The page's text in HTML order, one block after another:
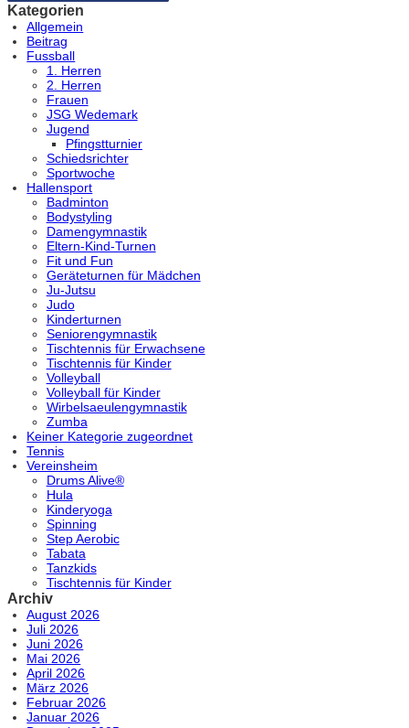
Kategorien
Allgemein
Beitrag
Fussball
1. Herren
2. Herren
Frauen
JSG Wedemark
Jugend
Pfingstturnier
Schiedsrichter
Sportwoche
Hallensport
Badminton
Bodystyling
Damengymnastik
Eltern-Kind-Turnen
Fit und Fun
Geräteturnen für Mädchen
Ju-Jutsu
Judo
Kinderturnen
Seniorengymnastik
Tischtennis für Erwachsene
Tischtennis für Kinder
Volleyball
Volleyball für Kinder
Wirbelsaeulengymnastik
Zumba
Keiner Kategorie zugeordnet
Tennis
Vereinsheim
Drums Alive®
Hula
Kinderyoga
Spinning
Step Aerobic
Tabata
Tanzkids
Tischtennis für Kinder
Archiv
August 2026
Juli 2026
Juni 2026
Mai 2026
April 2026
März 2026
Februar 2026
Januar 2026